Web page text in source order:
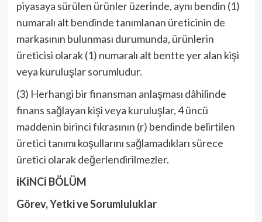
piyasaya sürülen ürünler üzerinde, aynı bendin (1)
numaralı alt bendinde tanımlanan üreticinin de
markasının bulunması durumunda, ürünlerin
üreticisi olarak (1) numaralı alt bentte yer alan kişi
veya kuruluşlar sorumludur.
(3) Herhangi bir finansman anlaşması dâhilinde
finans sağlayan kişi veya kuruluşlar, 4 üncü
maddenin birinci fıkrasının (r) bendinde belirtilen
üretici tanımı koşullarını sağlamadıkları sürece
üretici olarak değerlendirilmezler.
İKİNCİ BÖLÜM
Görev, Yetki ve Sorumluluklar